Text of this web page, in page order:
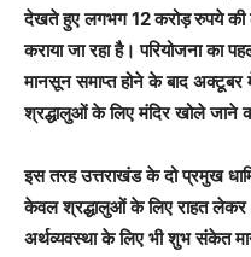
देखते हुए लगभग12 करोड़ रुपयेकी
कराया जा रहा है। परियोजना का
मानसून समाप्त होने के बाद
श्रद्धालुओं के लिए मंदिर खोले जाने
इस तरह उत्तराखंड के दो प्रमुख
केवल श्रद्धालुओं के लिए राहत लेकर
अर्थव्यवस्था के लिए भी शुभ संकेत